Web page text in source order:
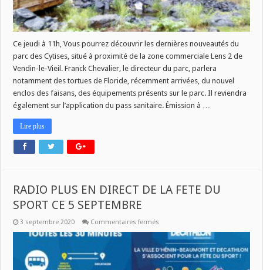
Ce jeudi à 11h, Vous pourrez découvrir les dernières nouveautés du
parc des Cytises, situé à proximité de la zone commerciale Lens 2 de
Vendin-le-Vieil. Franck Chevalier, le directeur du parc, parlera
notamment des tortues de Floride, récemment arrivées, du nouvel
enclos des faisans, des équipements présents sur le parc. Il reviendra
également sur l’application du pass sanitaire. Émission à …
Lire plus
RADIO PLUS EN DIRECT DE LA FETE DU
SPORT CE 5 SEPTEMBRE
3 septembre 2020 Commentaires fermés
PLUS
EN
DIRECT
DE
LA